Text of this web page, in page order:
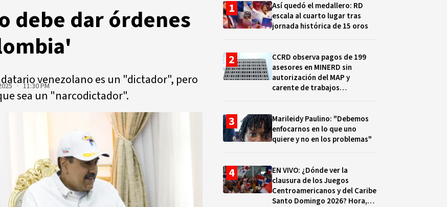
debe dar órdenes
venezolano es un "dictador", pero
sea un "narcodictador".
· 11:30 PM
Así quedó el medallero: RD
escala al cuarto lugar tras
jornada histórica de 15 oros
CCRD observa pagos de 199
asesores en MINERD sin
autorización del MAP y
carente de trabajos
Marileidy Paulino: "Debemos
enfocarnos en lo que uno
quiere y no en los problemas"
EN VIVO: ¿Dónde ver la
clausura de los Juegos
Centroamericanos y del Caribe
Santo Domingo 2026? Hora,